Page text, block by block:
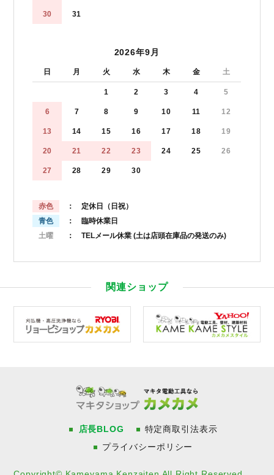
30 31
2026年9月
日 月 火 水 木 金 土
1 2 3 4 5
6 7 8 9 10 11 12
13 14 15 16 17 18 19
20 21 22 23 24 25 26
27 28 29 30
赤色
： 定休日（日祝）
青色
： 臨時休業日
土曜
： TELメール休業 (土は店頭在庫品の発送のみ)
関連ショップ
店長BLOG
特定商取引法表示
プライバシーポリシー